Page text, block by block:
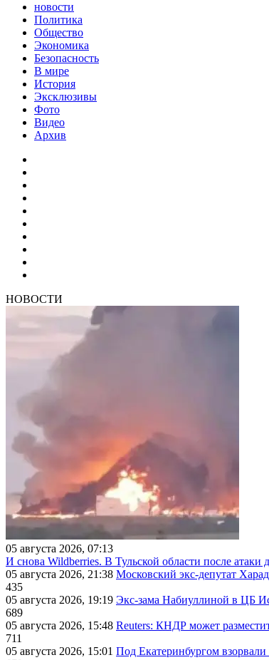
новости
Политика
Общество
Экономика
Безопасность
В мире
История
Эксклюзивы
Фото
Видео
Архив
НОВОСТИ
05 августа 2026, 07:13
И снова Wildberries. В Тульской области после
05 августа 2026, 21:38 Московский экс-депутат
435
05 августа 2026, 19:19 Экс-зама Набиуллиной в ЦБ
689
05 августа 2026, 15:48 Reuters: КНДР может
711
05 августа 2026, 15:01 Под Екатеринбургом